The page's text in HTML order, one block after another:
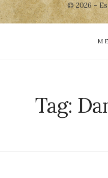
© 2026 -
Tag: